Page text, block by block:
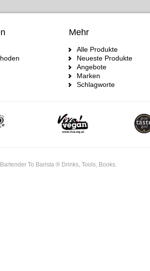
Mehr
Alle Produkte
Neueste Produkte
Angebote
Marken
Schlagworte
To Barista ® Drinks, Tools, Books.